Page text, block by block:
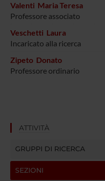
Valenti Maria Teresa
Professore associato
Veschetti Laura
Incaricato alla ricerca
Zipeto Donato
Professore ordinario
ATTIVITÀ
GRUPPI DI RICERCA
SEZIONI